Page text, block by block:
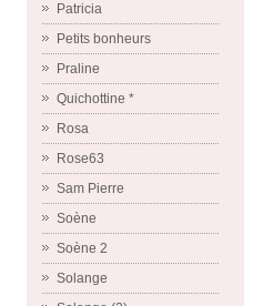
Patricia
Petits bonheurs
Praline
Quichottine *
Rosa
Rose63
Sam Pierre
Soène
Soène 2
Solange